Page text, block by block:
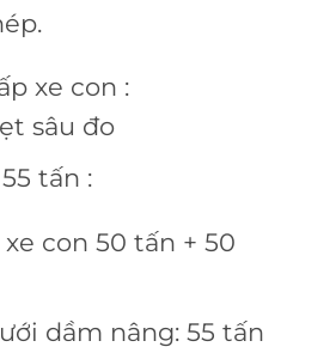
cấp xe con :
sâu đo
tấn :
con 50 tấn + 50
dầm nâng: 55 tấn